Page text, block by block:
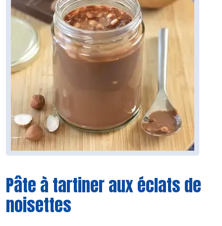
Pâte à tartiner aux éclats de
noisettes